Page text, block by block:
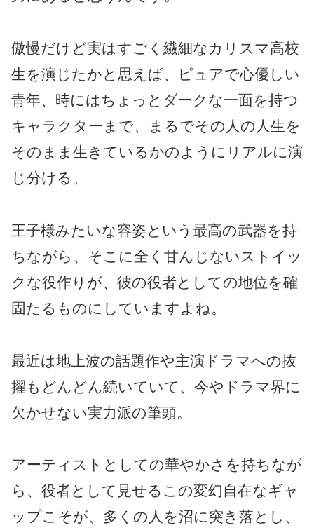
傲慢だけど実はすごく繊細なカリスマ高校
生を演じたかと思えば、ピュアで心優しい
青年、時にはちょっとダークな一面を持つ
キャラクターまで、まるでその人の人生を
そのまま生きているかのようにリアルに演
じ分ける。
王子様みたいな容姿という最高の武器を持
ちながら、そこに全く甘んじないストイッ
クな役作りが、彼の役者としての地位を確
固たるものにしていますよね。
最近は地上波の話題作や主演ドラマへの抜
擢もどんどん続いていて、今やドラマ界に
欠かせない実力派の筆頭。
アーティストとしての華やかさを持ちなが
ら、役者として見せるこの変幻自在なギャ
ップこそが、多くの人を沼に突き落とし、